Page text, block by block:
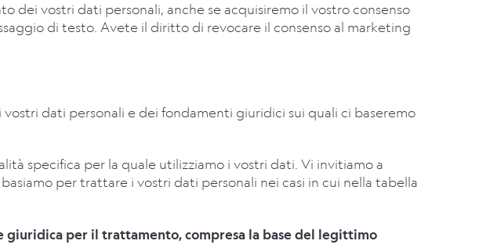
dei vostri dati personali, anche se acquisiremo il vostro consenso
di testo. Avete il diritto di revocare il consenso al marketing
dati personali e dei fondamenti giuridici sui quali ci baseremo
specifica per la quale utilizziamo i vostri dati. Vi invitiamo a
per trattare i vostri dati personali nei casi in cui nella tabella
giuridica per il trattamento, compresa la base del legittimo